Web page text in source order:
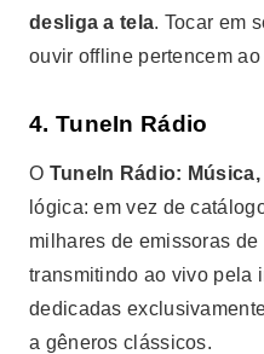
desliga a tela. Tocar em
ouvir offline pertencem
4. TuneIn Rádio
O TuneIn Rádio:
lógica: em vez de
milhares de emissoras
transmitindo ao vivo pela
dedicadas
a gêneros clássicos.